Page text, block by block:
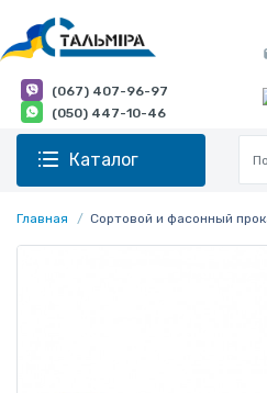
(067) 407-96-97
(050) 447-10-46
Каталог
Главная Сортовой и фасонный